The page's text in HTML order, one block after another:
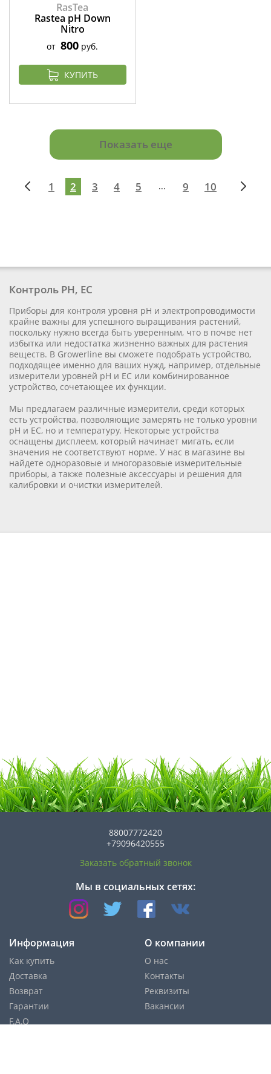
RasTea
Rastea pH Down
Nitro
от800 руб.
КУПИТЬ
Показать еще
1 2 3 4 5 ... 9 10
Контроль PH, EС
Приборы для контроля уровня pH и электропроводимости
крайне важны для успешного выращивания растений,
поскольку нужно всегда быть уверенным, что в почве нет
избытка или недостатка жизненно важных для растения
веществ. В Growerline вы сможете подобрать устройство,
подходящее именно для ваших нужд, например, отдельные
измерители уровней pH и EC или комбинированное
устройство, сочетающее их функции.
Мы предлагаем различные измерители, среди которых
есть устройства, позволяющие замерять не только уровни
pH и EC, но и температуру. Некоторые устройства
оснащены дисплеем, который начинает мигать, если
значения не соответствуют норме. У нас в магазине вы
найдете одноразовые и многоразовые измерительные
приборы, а также полезные аксессуары и решения для
калибровки и очистки измерителей.
88007772420
+79096420555
Заказать обратный звонок
Мы в социальных сетях:
Информация
Как купить
Доставка
Возврат
Гарантии
F.A.Q
О компании
О нас
Контакты
Реквизиты
Вакансии